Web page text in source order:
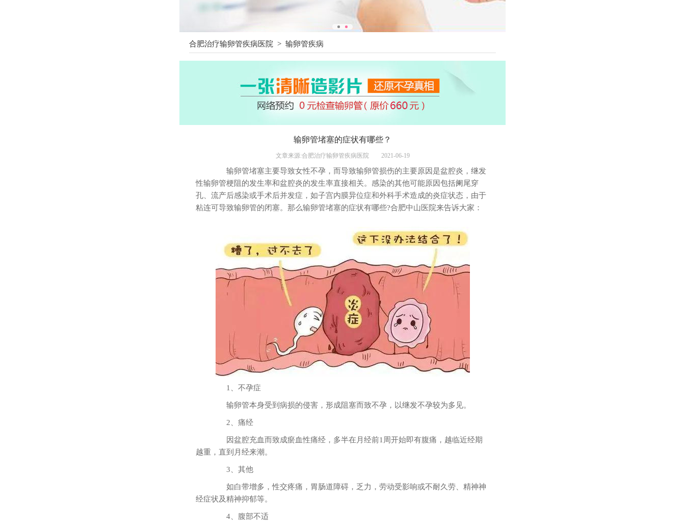
合肥治疗输卵管疾病医院 >输卵管疾病
输卵管堵塞的症状有哪些？
文章来源:合肥治疗输卵管疾病医院 2021-06-19
输卵管堵塞主要导致女性不孕，而导致输卵管损伤的主要原因是盆腔炎，继发
性输卵管梗阻的发生率和盆腔炎的发生率直接相关。感染的其他可能原因包括阑尾穿
孔、流产后感染或手术后并发症，如子宫内膜异位症和外科手术造成的炎症状态，由于
粘连可导致输卵管的闭塞。那么输卵管堵塞的症状有哪些?合肥中山医院来告诉大家：
1、不孕症
输卵管本身受到病损的侵害，形成阻塞而致不孕，以继发不孕较为多见。
2、痛经
因盆腔充血而致成瘀血性痛经，多半在月经前1周开始即有腹痛，越临近经期
越重，直到月经来潮。
3、其他
如白带增多，性交疼痛，胃肠道障碍，乏力，劳动受影响或不耐久劳、精神神
经症状及精神抑郁等。
4、腹部不适